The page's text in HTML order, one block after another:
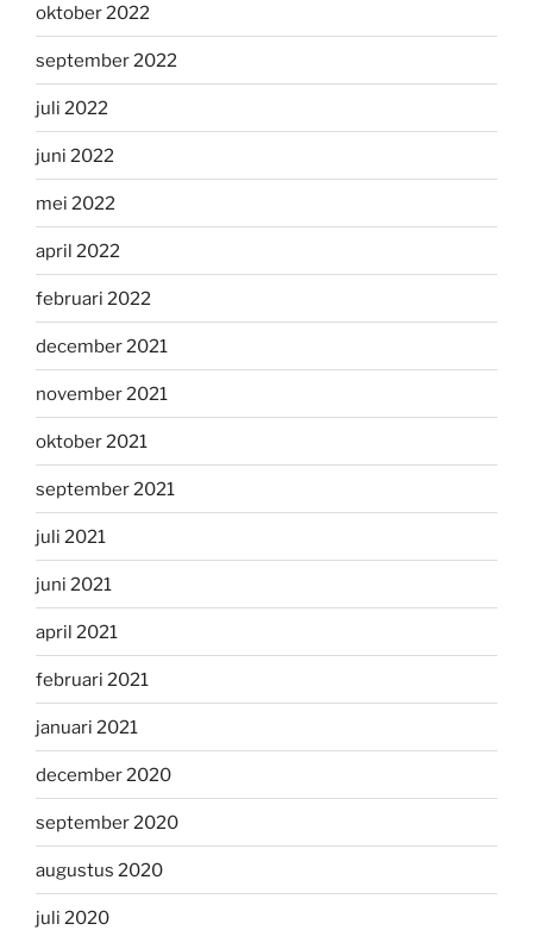
oktober 2022
september 2022
juli 2022
juni 2022
mei 2022
april 2022
februari 2022
december 2021
november 2021
oktober 2021
september 2021
juli 2021
juni 2021
april 2021
februari 2021
januari 2021
december 2020
september 2020
augustus 2020
juli 2020